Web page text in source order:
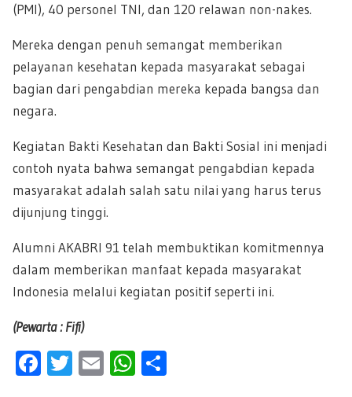
(PMI), 40 personel TNI, dan 120 relawan non-nakes.
Mereka dengan penuh semangat memberikan
pelayanan kesehatan kepada masyarakat sebagai
bagian dari pengabdian mereka kepada bangsa dan
negara.
Kegiatan Bakti Kesehatan dan Bakti Sosial ini menjadi
contoh nyata bahwa semangat pengabdian kepada
masyarakat adalah salah satu nilai yang harus terus
dijunjung tinggi.
Alumni AKABRI 91 telah membuktikan komitmennya
dalam memberikan manfaat kepada masyarakat
Indonesia melalui kegiatan positif seperti ini.
(Pewarta : Fifi)
F
T
E
W